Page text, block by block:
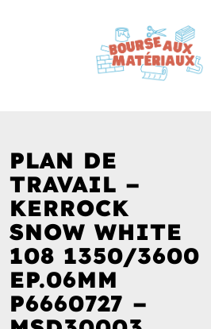
PLAN DE
TRAVAIL –
KERROCK
SNOW WHITE
108 1350/3600
EP.06MM
P6660727 –